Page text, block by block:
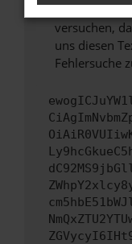
hast,
versuchen,
uns diesen
Fehlersuche